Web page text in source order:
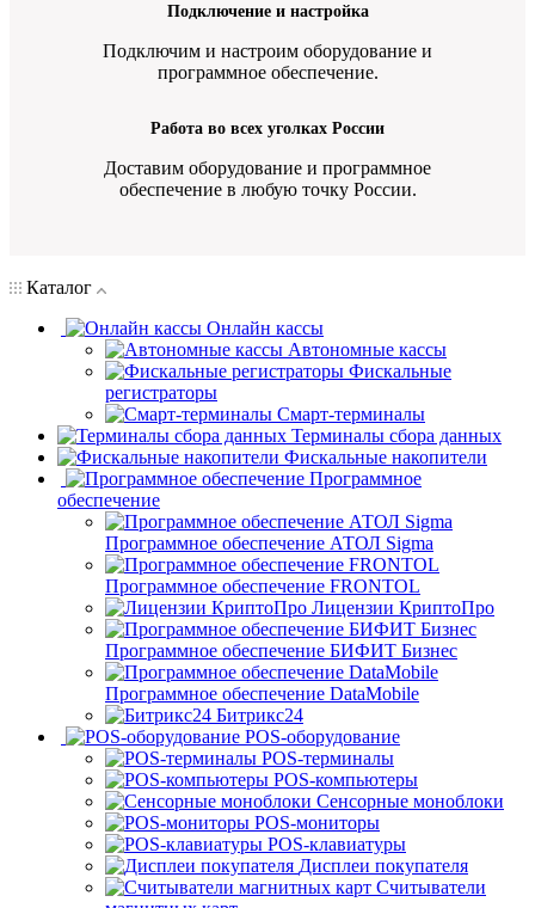
Подключение и настройка
Подключим и настроим оборудование и
программное обеспечение.
Работа во всех уголках России
Доставим оборудование и программное
обеспечение в любую точку России.
Каталог
Онлайн кассы
Автономные кассы
Фискальные
регистраторы
Смарт-терминалы
Терминалы сбора данных
Фискальные накопители
Программное
обеспечение
Программное обеспечение АТОЛ Sigma
Программное обеспечение FRONTOL
Лицензии КриптоПро
Программное обеспечение БИФИТ Бизнес
Программное обеспечение DataMobile
Битрикс24
POS-оборудование
POS-терминалы
POS-компьютеры
Сенсорные моноблоки
POS-мониторы
POS-клавиатуры
Дисплеи покупателя
Считыватели